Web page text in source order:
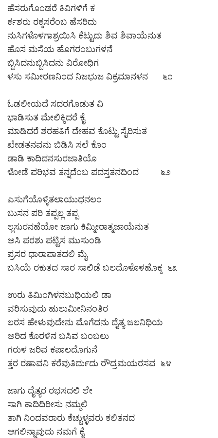
ಹೆಸರುಗೊಂಡರೆ ಕಿವಿಗಳಿಗೆ ಕ
ರ್ಕಶರು ರಕ್ಕಸರೆಂಬ ಹೆಸರಿದು
ನುಸಿಗಳೊಳಗಾಶ್ರಯಿಸಿ ಕೆಟ್ಟುದು ಶಿವ ಶಿವಾಯೆನುತ
ಹೊಸ ಮಸೆಯ ಹೊಗರಂಬುಗಳನೆ
ಬ್ಬಿಸಿದನುಬ್ಬಿಸಿದನು ವಿರೋಧಿಗ
ಳಸು ಸಮೀರಣನಿಂದ ನಿಜಭುಜ ವಿಕ್ರಮಾನಳನ ೬೧
ಓಡಲೀಯದೆ ಸದರಗೊಡುತ ವಿ
ಭಾಡಿಸುತ ಮೇಲಿಕ್ಕಿದರೆ ಕೈ
ಮಾಡಿದರೆ ಶರಹತಿಗೆ ದೇಹವ ಕೊಟ್ಟು ಸೈರಿಸುತ
ಖೇಡತನವನು ಬಿಡಿಸಿ ಸಲೆ ಕೊಂ
ಡಾಡಿ ಕಾದಿದನಸುರಜಾತಿಯೊ
ಳೋಡೆ ಪರಿಭವ ತನ್ನದೆಂಬ ಪದಸ್ತತನದಿಂದ ೬೨
ಎಸುಗೆಯೊಳ್ಳಿತಲಾಯುಧನಲಂ
ಬುಸನ ಪರಿ ತಪ್ಪಲ್ಲ ತಪ್ಪ
ಲ್ಲಸುರನಹೆಯೋ ಜಾಗು ಕಿಮ್ಮೀರಾತ್ಮಜಾಯೆನುತ
ಅಸಿ ಪರಶು ಪಟ್ಟಿಸ ಮುಸುಂಡಿ
ಪ್ರಸರ ಧಾರಾಪಾತದಲಿ ಮೈ
ಬಸಿಯೆ ರಕುತದ ಸಾರ ಸಾಲಿಡೆ ಬಲದೊಳೊಳಹೊಕ್ಕ ೬೩
ಉರು ತಿಮಿಂಗಿಳನಬುಧಿಯಲಿ ಡಾ
ವರಿಸುವುದು ಹುಲುಮೀನಿನಂತಿರ
ಲರಸ ಹೇಳುವುದೇನು ಮೊಗೆದನು ದೈತ್ಯ ಜಲನಿಧಿಯ
ಅರಿದ ಕೊರಳಿನ ಬಸಿವ ಬಂಬಲು
ಗರುಳ ಜರಿವ ಕಪಾಲದೊಗುನೆ
ತ್ತರ ರಣಾವನಿ ಕರೆವುತಿರ್ದುದು ರೌದ್ರಮಯರಸವ ೬೪
ಜಾಗು ದೈತ್ಯರ ರಭಸದಲಿ ಲೇ
ಸಾಗಿ ಕಾದಿದಿರೀಸು ನಮ್ಮಲಿ
ತಾಗಿ ನಿಂದವರಾರು ಕೆಚ್ಚುಳ್ಳವರು ಕಲಿತನದ
ಆಗಲಿನ್ನಾವುದು ನಮಗೆ ಕೈ